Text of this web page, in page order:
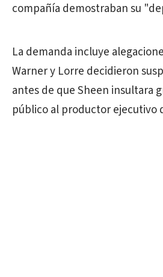
compañía demostraban su
La demanda incluye
Warner y Lorre decidieron
antes de que Sheen insultara
público al productor ejecutivo